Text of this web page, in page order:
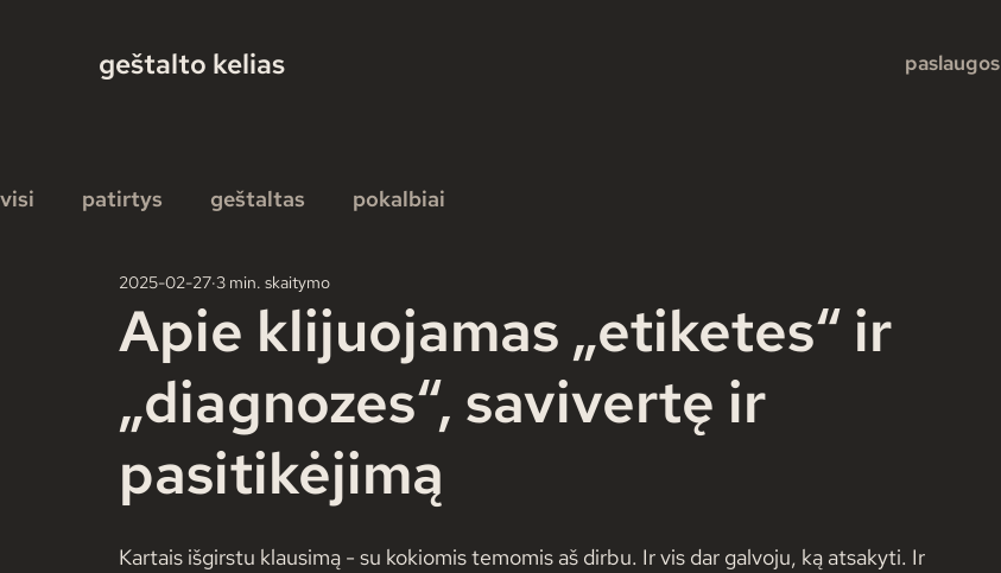
geštalto kelias paslaugos
visi patirtys geštaltas pokalbiai
Apie klijuojamas „etiketes“ ir
„diagnozes“, savivertę ir
pasitikėjimą
2025-02-27 3 min. skaitymo
Kartais išgirstu klausimą - su kokiomis temomis aš dirbu. Ir vis dar galvoju, ką atsakyti. Ir